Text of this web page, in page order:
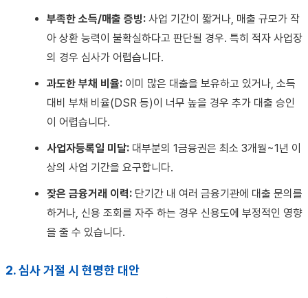
부족한 소득/매출 증빙: 사업 기간이 짧거나, 매출 규모가 작
아 상환 능력이 불확실하다고 판단될 경우. 특히 적자 사업장
의 경우 심사가 어렵습니다.
과도한 부채 비율: 이미 많은 대출을 보유하고 있거나, 소득
대비 부채 비율(DSR 등)이 너무 높을 경우 추가 대출 승인
이 어렵습니다.
사업자등록일 미달: 대부분의 1금융권은 최소 3개월~1년 이
상의 사업 기간을 요구합니다.
잦은 금융거래 이력: 단기간 내 여러 금융기관에 대출 문의를
하거나, 신용 조회를 자주 하는 경우 신용도에 부정적인 영향
을 줄 수 있습니다.
2. 심사 거절 시 현명한 대안